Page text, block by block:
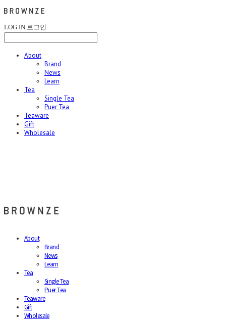
LOG IN 로그인
About
Brand
News
Learn
Tea
Single Tea
Puer Tea
Teaware
Gift
Wholesale
About
Brand
News
Learn
Tea
Single Tea
Puer Tea
Teaware
Gift
Wholesale